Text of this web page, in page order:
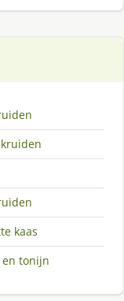
kaas
en tonijn